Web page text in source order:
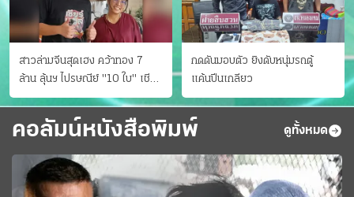
สาวล่ามจีนสุดเฮง คว้าทอง 7
ล้าน ลุ้นฯ ไปรษณีย์ "10 ใบ" เชียร์
สเปนได้แชมป์
กดดันมอบตัว ยิงดับหนุ่มรถตู้
แค้นปีนเกลียว
คอลัมน์หนังสือพิมพ์ ดูทั้งหมด